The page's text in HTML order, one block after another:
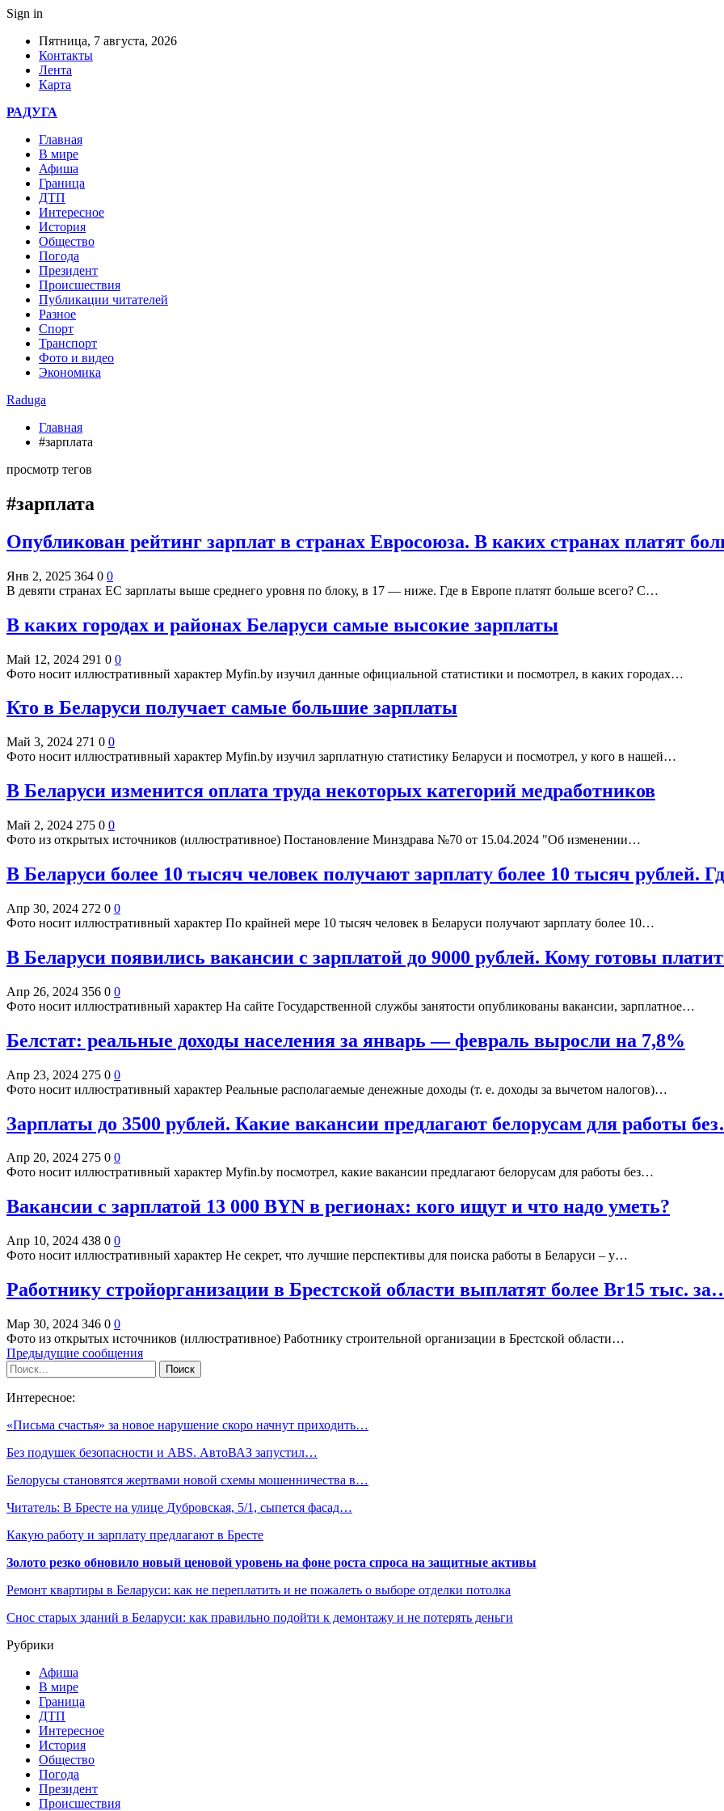
Sign in
Пятница, 7 августа, 2026
Контакты
Лента
Карта
РАДУГА
Главная
В мире
Афиша
Граница
ДТП
Интересное
История
Общество
Погода
Президент
Происшествия
Публикации читателей
Разное
Спорт
Транспорт
Фото и видео
Экономика
Raduga
Главная
#зарплата
просмотр тегов
#зарплата
Опубликован рейтинг зарплат в странах Евросоюза. В каких странах платят
Янв 2, 2025 364 0 0
В девяти странах ЕС зарплаты выше среднего уровня по блоку, в 17 — ниже. Где в Европе платят больше всего? С…
В каких городах и районах Беларуси самые высокие зарплаты
Май 12, 2024 291 0 0
Фото носит иллюстративный характер Myfin.by изучил данные официальной статистики и посмотрел, в каких городах…
Кто в Беларуси получает самые большие зарплаты
Май 3, 2024 271 0 0
Фото носит иллюстративный характер Myfin.by изучил зарплатную статистику Беларуси и посмотрел, у кого в нашей…
В Беларуси изменится оплата труда некоторых категорий медработников
Май 2, 2024 275 0 0
Фото из открытых источников (иллюстративное) Постановление Минздрава №70 от 15.04.2024 "Об изменении…
В Беларуси более 10 тысяч человек получают зарплату более 10 тысяч рублей.
Апр 30, 2024 272 0 0
Фото носит иллюстративный характер По крайней мере 10 тысяч человек в Беларуси получают зарплату более 10…
В Беларуси появились вакансии с зарплатой до 9000 рублей. Кому готовы
Апр 26, 2024 356 0 0
Фото носит иллюстративный характер На сайте Государственной службы занятости опубликованы вакансии, зарплатное…
Белстат: реальные доходы населения за январь — февраль выросли на 7,8%
Апр 23, 2024 275 0 0
Фото носит иллюстративный характер Реальные располагаемые денежные доходы (т. е. доходы за вычетом налогов)…
Зарплаты до 3500 рублей. Какие вакансии предлагают белорусам для работы
Апр 20, 2024 275 0 0
Фото носит иллюстративный характер Myfin.by посмотрел, какие вакансии предлагают белорусам для работы без…
Вакансии с зарплатой 13 000 BYN в регионах: кого ищут и что надо уметь?
Апр 10, 2024 438 0 0
Фото носит иллюстративный характер Не секрет, что лучшие перспективы для поиска работы в Беларуси – у…
Работнику стройорганизации в Брестской области выплатят более Br15 тыс.
Мар 30, 2024 346 0 0
Фото из открытых источников (иллюстративное) Работнику строительной организации в Брестской области…
Предыдущие сообщения
Интересное:
«Письма счастья» за новое нарушение скоро начнут приходить…
Без подушек безопасности и ABS. АвтоВАЗ запустил…
Белорусы становятся жертвами новой схемы мошенничества в…
Читатель: В Бресте на улице Дубровская, 5/1, сыпется фасад…
Какую работу и зарплату предлагают в Бресте
Золото резко обновило новый ценовой уровень на фоне роста спроса на защитные активы
Ремонт квартиры в Беларуси: как не переплатить и не пожалеть о выборе отделки потолка
Снос старых зданий в Беларуси: как правильно подойти к демонтажу и не потерять деньги
Рубрики
Афиша
В мире
Граница
ДТП
Интересное
История
Общество
Погода
Президент
Происшествия